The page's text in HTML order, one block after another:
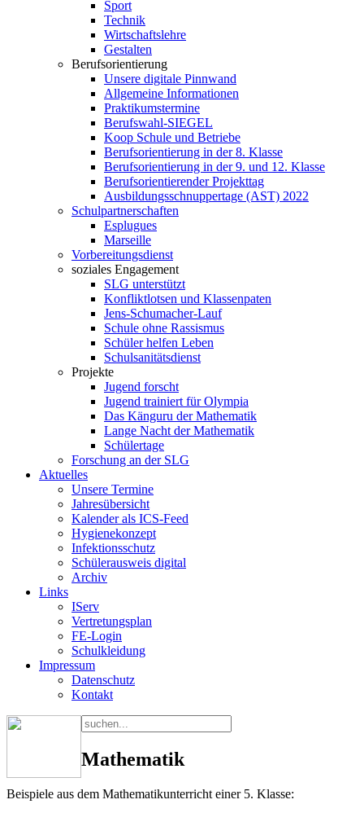
Sport
Technik
Wirtschaftslehre
Gestalten
Berufsorientierung
Unsere digitale Pinnwand
Allgemeine Informationen
Praktikumstermine
Berufswahl-SIEGEL
Koop Schule und Betriebe
Berufsorientierung in der 8. Klasse
Berufsorientierung in der 9. und 12. Klasse
Berufsorientierender Projekttag
Ausbildungsschnuppertage (AST) 2022
Schulpartnerschaften
Esplugues
Marseille
Vorbereitungsdienst
soziales Engagement
SLG unterstützt
Konfliktlotsen und Klassenpaten
Jens-Schumacher-Lauf
Schule ohne Rassismus
Schüler helfen Leben
Schulsanitätsdienst
Projekte
Jugend forscht
Jugend trainiert für Olympia
Das Känguru der Mathematik
Lange Nacht der Mathematik
Schülertage
Forschung an der SLG
Aktuelles
Unsere Termine
Jahresübersicht
Kalender als ICS-Feed
Hygienekonzept
Infektionsschutz
Schülerausweis digital
Archiv
Links
IServ
Vertretungsplan
FE-Login
Schulkleidung
Impressum
Datenschutz
Kontakt
Mathematik
Beispiele aus dem Mathematikunterricht einer 5. Klasse: